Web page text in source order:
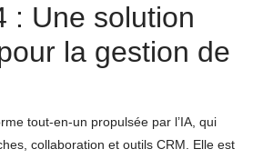
: Une solution
la gestion de
tout-en-un propulsée par l’IA, qui
collaboration et outils CRM. Elle est